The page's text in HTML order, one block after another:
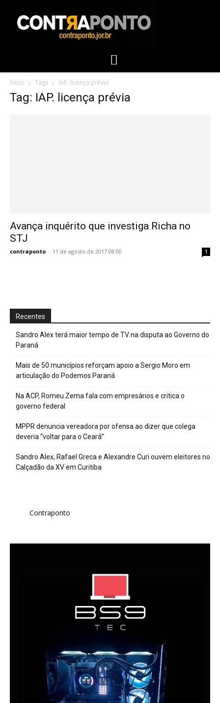
Início Tags IAP. licença prévia
Tag: IAP. licença prévia
Avança inquérito que investiga Richa no
STJ
contraponto - 11 de agosto de 2017 08:00 1
Recentes
Sandro Alex terá maior tempo de TV na disputa ao Governo do
Paraná
Mais de 50 municípios reforçam apoio a Sergio Moro em
articulação do Podemos Paraná
Na ACP, Romeu Zema fala com empresários e critica o
governo federal
MPPR denuncia vereadora por ofensa ao dizer que colega
deveria “voltar para o Ceará”
Sandro Alex, Rafael Greca e Alexandre Curi ouvem eleitores no
Calçadão da XV em Curitiba
Contraponto